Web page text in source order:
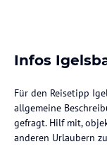
Infos
Für den Reisetipp
allgemeine
gefragt. Hilf mit,
anderen Urlaubern